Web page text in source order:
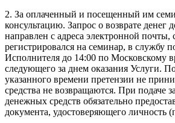
2. За оплаченный и посещенный им
консультацию. Запрос о возврате денег
направлен с адреса электронной почты,
регистрировался на семинар, в службу
Исполнителя до 14:00 по Московскому
следующего за днем оказания Услуги.
указанного времени претензии не
средства не возвращаются. При подаче
денежных средств обязательно
документа, удостоверяющего личность